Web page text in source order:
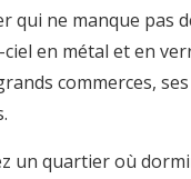
qui ne manque pas
en métal et en
commerces,
un quartier où